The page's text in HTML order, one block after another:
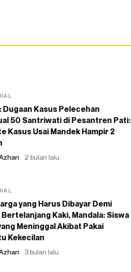
Dugaan Kasus Pelecehan
50 Santriwati di Pesantren Pati:
Kasus Usai Mandek Hampir 2
2 bulan lalu
yang Harus Dibayar Demi
Kaki, Mandala: Siswa
Meninggal Akibat Pakai
Kekecilan
3 bulan lalu